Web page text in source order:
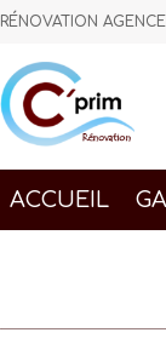
RÉNOVATION
ACCUEIL